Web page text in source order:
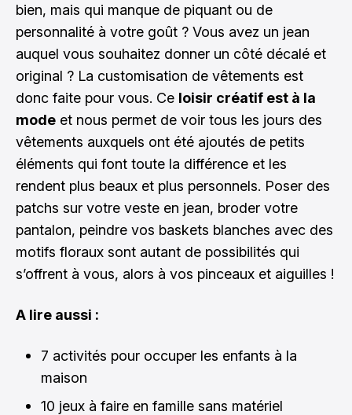
bien, mais qui manque de piquant ou de
personnalité à votre goût ? Vous avez un jean
auquel vous souhaitez donner un côté décalé et
original ? La customisation de vêtements est
donc faite pour vous. Ce loisir créatif est à la
mode et nous permet de voir tous les jours des
vêtements auxquels ont été ajoutés de petits
éléments qui font toute la différence et les
rendent plus beaux et plus personnels. Poser des
patchs sur votre veste en jean, broder votre
pantalon, peindre vos baskets blanches avec des
motifs floraux sont autant de possibilités qui
s’offrent à vous, alors à vos pinceaux et aiguilles !
A lire aussi :
7 activités pour occuper les enfants à la
maison
10 jeux à faire en famille sans matériel